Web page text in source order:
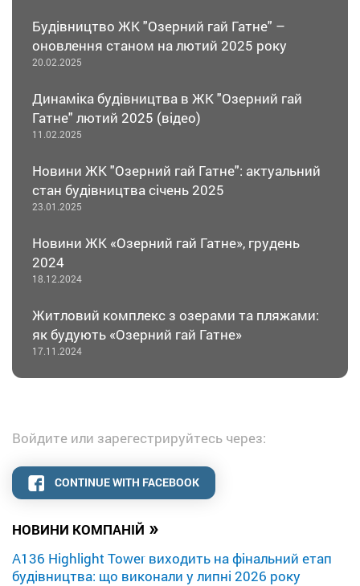
НОВИНИ КОМПАНІЙ »
A136 Highlight Tower виходить на фінальний етап
будівництва: що виконали у липні 2026 року
Будівництво ЖК "Озерний гай Гатне" –
оновлення станом на лютий 2025 року
20.02.2025
Динаміка будівництва в ЖК "Озерний гай
Гатне" лютий 2025 (відео)
11.02.2025
Новини ЖК "Озерний гай Гатне": актуальний
стан будівництва січень 2025
23.01.2025
Новини ЖК «Озерний гай Гатне», грудень
2024
18.12.2024
Житловий комплекс з озерами та пляжами:
як будують «Озерний гай Гатне»
17.11.2024
Войдите или зарегестрируйтесь через:
CONTINUE WITH FACEBOOK